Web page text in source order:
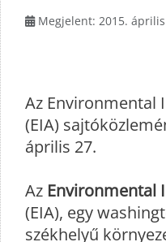
Megjelent: 2015.
Az Environmental
(EIA)
április 27.
Az Environmental
(EIA), egy
székhelyű